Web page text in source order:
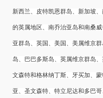
新西兰、皮特凯恩群岛、新加坡
的英属地区、南乔治亚岛和南桑
亚群岛、英国、美国、美属维京
岛、巴巴多斯岛、英属维京群岛
文森特和格林纳丁斯、牙买加、
亚、圣文森特、特立尼达和多巴哥